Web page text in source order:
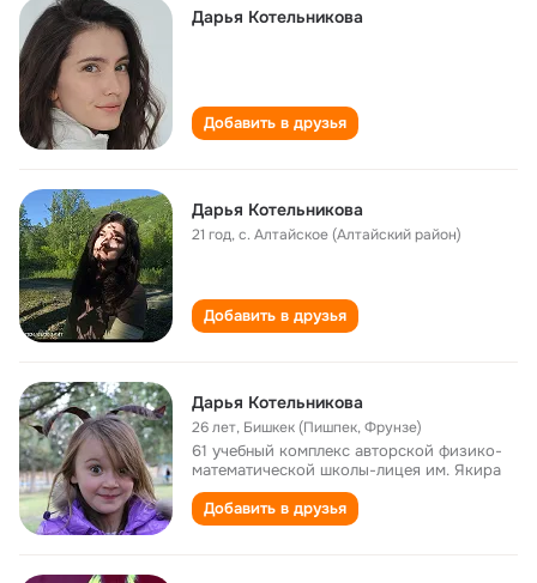
Дарья Котельникова
Добавить в друзья
Дарья Котельникова
21 год,с. Алтайское (Алтайский район)
Добавить в друзья
Дарья Котельникова
26 лет, Бишкек (Пишпек, Фрунзе)
61 учебный комплекс авторской физико-
математической школы-лицея им. Якира
Добавить в друзья